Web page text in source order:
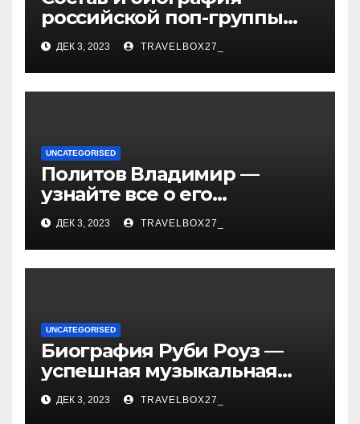
российской поп-группы
«Иванушки интернешнл»
— история успеха, музыка
и судьбы участников
ДЕК 3, 2023 TRAVELBOX27_
UNCATEGORISED
Политов Владимир —
узнайте все о его
биографии, возрасте и
впечатляющих
достижениях!
ДЕК 3, 2023 TRAVELBOX27_
UNCATEGORISED
Биография Руби Роуз —
успешная музыкальная
карьера, личная жизнь и
знаковые достижения
ДЕК 3, 2023 TRAVELBOX27_